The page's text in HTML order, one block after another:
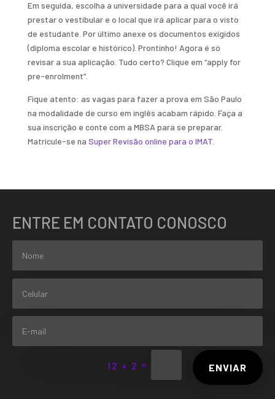
Em seguida, escolha a universidade para a qual você irá
prestar o vestibular e o local que irá aplicar para o visto
de estudante. Por último anexe os documentos exigidos
(diploma escolar e histórico). Prontinho! Agora é só
revisar a sua aplicação. Tudo certo? Clique em “apply for
pre-enrolment”.
Fique atento: as vagas para fazer a prova em São Paulo
na modalidade de curso em inglês acabam rápido. Faça a
sua inscrição e conte com a MBSA para se preparar.
Matricule-se na Super Revisão online para o IMAT.
ENTRE EM CONTATO CONOSCO
12 + 2 = ENVIAR